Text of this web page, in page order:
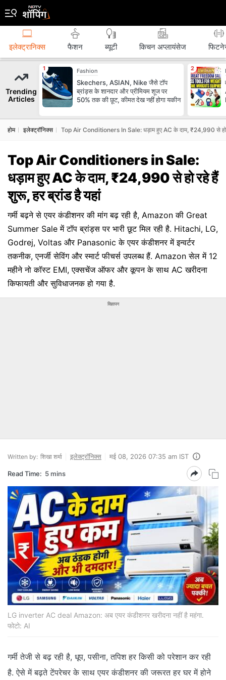
इलेक्ट्रानिक्स फैशन ब्‍यूटी किचन अप्लायंसेज
Trending
Articles
Fashion
Skechers, ASIAN, Nike जैसे टॉप
ब्रांड्स के शानदार और प्रीमियम शूज पर
50% तक की छूट, कीमत देख नहीं होगा यकीन
होम इलेक्ट्रॉनिक्स Top Air Conditioners In Sale: धड़ाम हुए AC के दाम, ₹24,990 से हो
Top Air Conditioners in Sale:
धड़ाम हुए AC के दाम, ₹24,990 से हो रहे हैं
शुरू, हर ब्रांड है यहां
गर्मी बढ़ने से एयर कंडीशनर की मांग बढ़ रही है, Amazon की Great
Summer Sale में टॉप ब्रांड्स पर भारी छूट मिल रही है. Hitachi, LG,
Godrej, Voltas और Panasonic के एयर कंडीशनर में इन्वर्टर
तकनीक, एनर्जी सेविंग और स्मार्ट फीचर्स उपलब्ध हैं. Amazon सेल में 12
महीने नो कॉस्ट EMI, एक्सचेंज ऑफर और कूपन के साथ AC खरीदना
किफायती और सुविधाजनक हो गया है.
विज्ञापन
Written by: शिखा शर्मा इलेक्ट्रॉनिक्स मई 08, 2026 07:35 am IST
Read Time: 5 mins
LG inverter AC deal Amazon: अब एयर कंडीशनर खरीदना नहीं है महंगा.
फोटो: AI
गर्मी तेजी से बढ़ रही है, धूप, पसीना, तपिश हर किसी को परेशान कर रही
है. ऐसे में बढ़ते टेंपरेचर के साथ एयर कंडीशनर की जरूरत हर घर में होने